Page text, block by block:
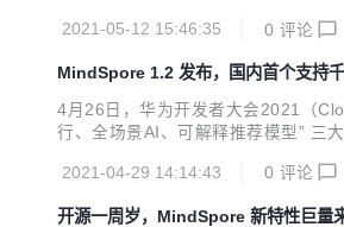
库，将成为企业数字化转型的数据底
2021-05-12 15:46:35 0 评论
MindSpore 1.2 发布，国内首个支持
4月26日，华为开发者大会2021（
行、全场景AI、可解释推荐模型” 三
自动切分，使...
2021-04-29 14:14:43 0 评论
开源一周岁，MindSpore 新特性巨量